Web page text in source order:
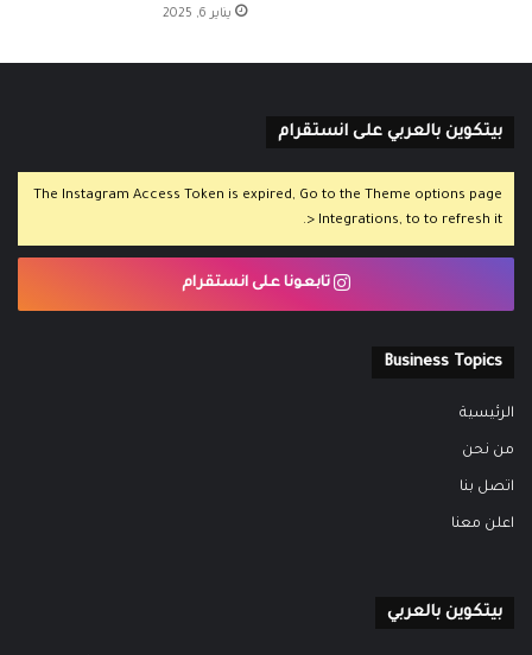
يناير 6, 2025
بيتكوين بالعربي على انستقرام
The Instagram Access Token is expired, Go to the Theme options page
> Integrations, to to refresh it.
تابعونا على انستقرام
Business Topics
الرئيسية
من نحن
اتصل بنا
اعلن معنا
بيتكوين بالعربي